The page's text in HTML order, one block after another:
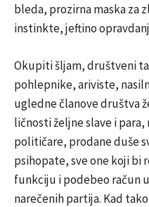
bleda, prozirna maska za
instinkte, jeftino
Okupiti šljam, društveni
pohlepnike, ariviste,
ugledne članove društva
ličnosti željne slave i
političare, prodane duše
psihopate, sve one koji bi
funkciju i podebeo račun
narečenih partija. Kad